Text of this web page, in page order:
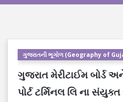
ગુજરાતની ભૂગોળ (Geography of
ગુજરાત મેરીટાઈમ બોર્ડ
પોર્ટ ટર્મિનલ લિ ના સંયુક્ત